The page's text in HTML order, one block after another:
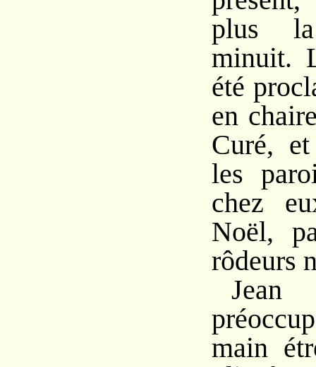
plus
minuit.
été
en
Curé,
les
chez
Noël,
rôdeurs
main